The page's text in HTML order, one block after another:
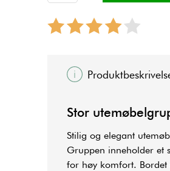
Stor
Stilig og elegant
Gruppen inneholder et
for høy komfort.